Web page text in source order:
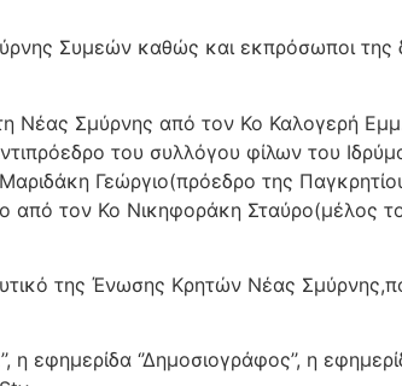
Συμεών καθώς και εκπρόσωποι της
Νέας Σμύρνης από τον Κο Καλογερή
του συλλόγου φίλων του
Γεώργιο(πρόεδρο της
τον Κο Νικηφοράκη Σταύρο(μέλος
της Ένωσης Κρητών Νέας
‘’Δημοσιογράφος’’, η